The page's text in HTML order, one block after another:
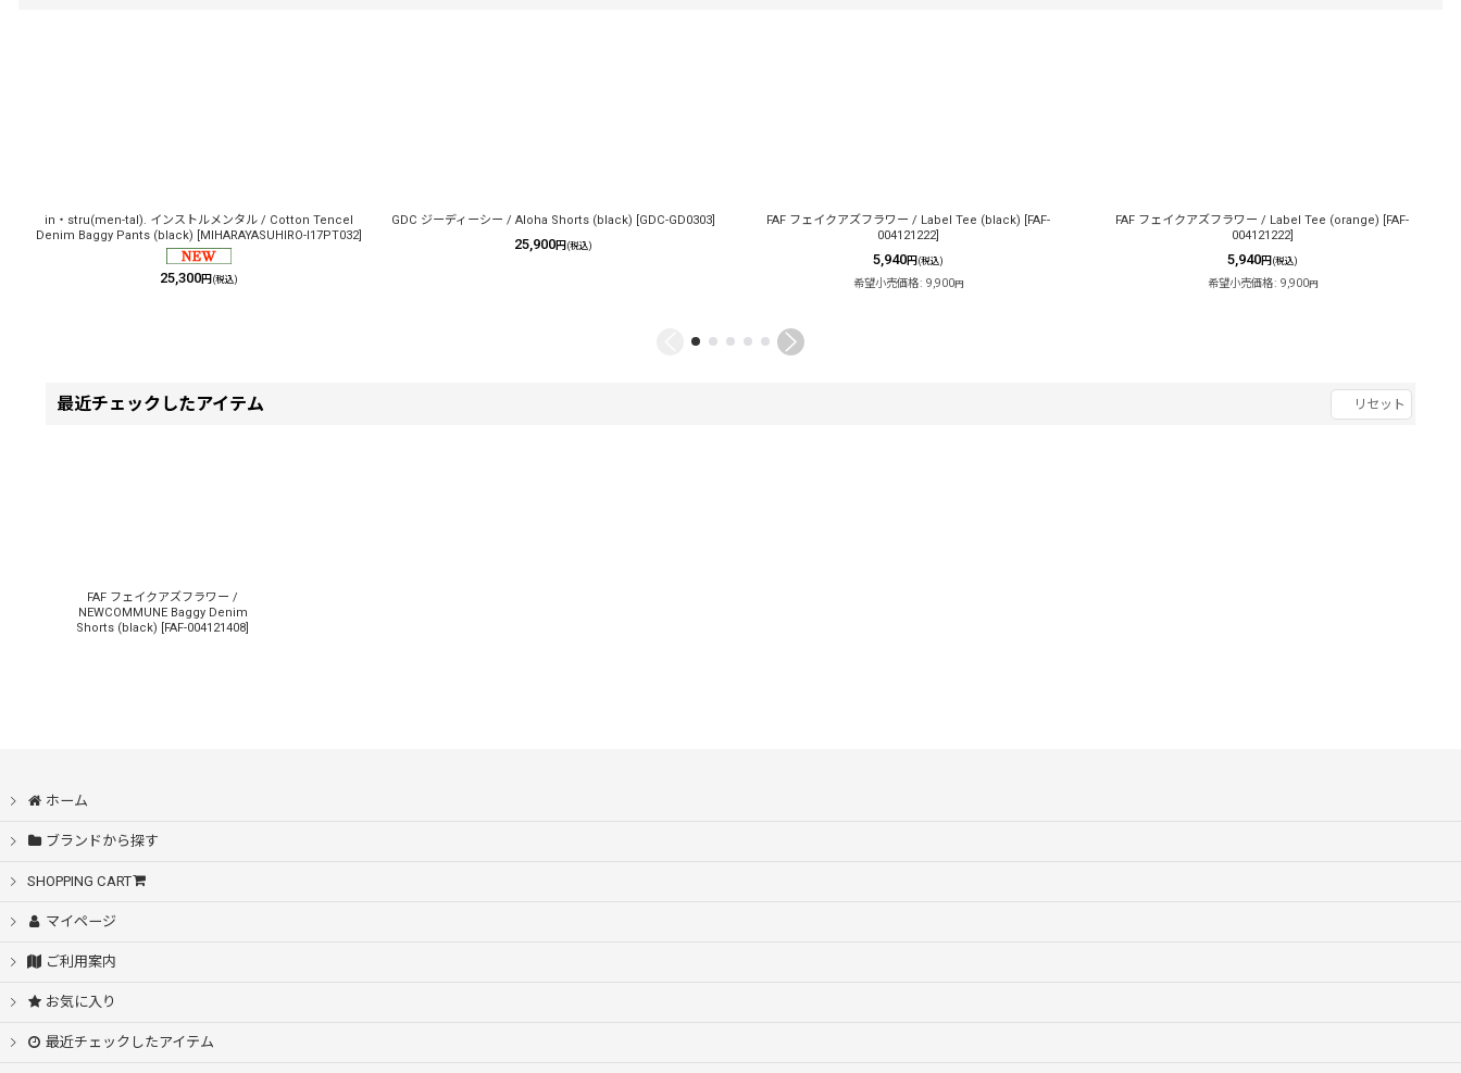
in・stru(men-tal). インストルメンタル / Cotton Tencel
Denim Baggy Pants (black) [MIHARAYASUHIRO-I17PT032]
25,300円 (税込)
GDC ジーディーシー / Aloha Shorts (black) [GDC-GD0303]
25,900円 (税込)
FAF フェイクアズフラワー / Label Tee (black) [FAF-
004121222]
5,940円 (税込)
希望小売価格: 9,900円
FAF フェイクアズフラワー / Label Tee (orange) [FAF-
004121222]
5,940円 (税込)
希望小売価格: 9,900円
最近チェックしたアイテム リセット
FAF フェイクアズフラワー /
NEWCOMMUNE Baggy Denim
Shorts (black) [FAF-004121408]
ホーム
ブランドから探す
SHOPPING CART
マイページ
ご利用案内
お気に入り
最近チェックしたアイテム